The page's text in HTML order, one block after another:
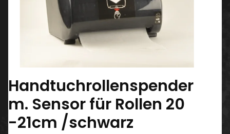
Handtuchrollenspender
m. Sensor für Rollen 20
-21cm /schwarz